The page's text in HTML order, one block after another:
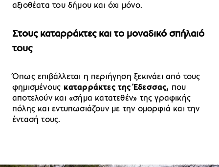
αξιοθέατα του δήμου και όχι μόνο.
Στους καταρράκτες και το μοναδικό σπήλαιό
τους
Όπως επιβάλλεται η περιήγηση ξεκινάει από τους
φημισμένους καταρράκτες της Έδεσσας, που
αποτελούν και «σήμα κατατεθέν» της γραφικής
πόλης και εντυπωσιάζουν με την ομορφιά και την
έντασή τους.